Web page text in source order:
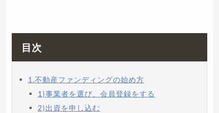
目次
1.不動産ファンディングの始め方
1)事業者を選び、会員登録をする
2)出資を申し込む